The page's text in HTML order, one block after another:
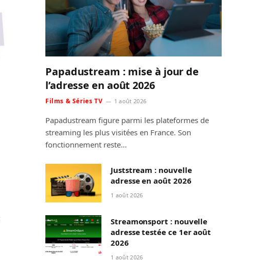
Papadustream : mise à jour de
l’adresse en août 2026
Films & Séries TV 1 août 2026
Papadustream figure parmi les plateformes de
streaming les plus visitées en France. Son
fonctionnement reste…
Juststream : nouvelle
adresse en août 2026
1 août 2026
Streamonsport : nouvelle
adresse testée ce 1er août
2026
1 août 2026